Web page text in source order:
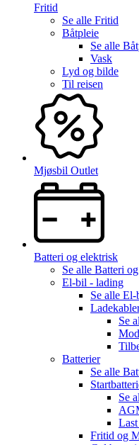
Fritid
Se alle Fritid
Båtpleie
Se alle
Vask
Lyd og bilde
Til reisen
Mjøsbil Outlet
Batteri og elektrisk
Se alle Batteri
El-bil - lading
Se alle El-
Se
Batterier
Se alle
Se
Fritid og